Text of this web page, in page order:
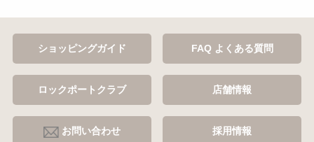
ショッピングガイド FAQ よくある質問
ロックポートクラブ 店舗情報
お問い合わせ 採用情報